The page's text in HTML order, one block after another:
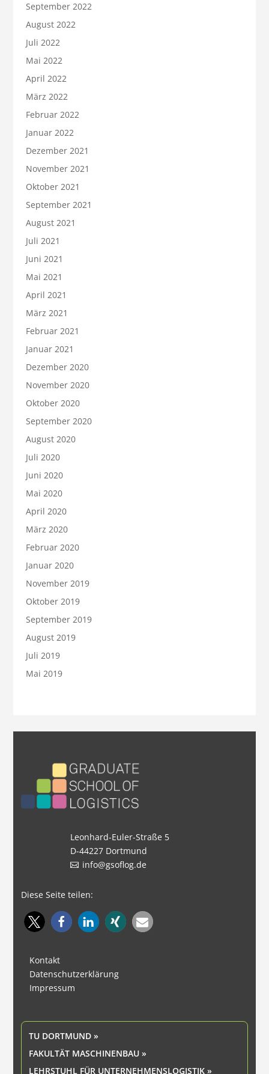
September 2022
August 2022
Juli 2022
Mai 2022
April 2022
März 2022
Februar 2022
Januar 2022
Dezember 2021
November 2021
Oktober 2021
September 2021
August 2021
Juli 2021
Juni 2021
Mai 2021
April 2021
März 2021
Februar 2021
Januar 2021
Dezember 2020
November 2020
Oktober 2020
September 2020
August 2020
Juli 2020
Juni 2020
Mai 2020
April 2020
März 2020
Februar 2020
Januar 2020
November 2019
Oktober 2019
September 2019
August 2019
Juli 2019
Mai 2019
Leonhard-Euler-Straße 5
D-44227 Dortmund
info@gsoflog.de
Diese Seite teilen:
Kontakt
Datenschutzerklärung
Impressum
TU DORTMUND »
FAKULTÄT MASCHINENBAU »
LEHRSTUHL FÜR UNTERNEHMENSLOGISTIK »